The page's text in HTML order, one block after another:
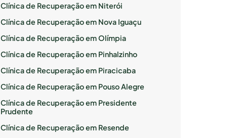
Clínica de Recuperação em Niterói
Clínica de Recuperação em Nova Iguaçu
Clínica de Recuperação em Olímpia
Clínica de Recuperação em Pinhalzinho
Clínica de Recuperação em Piracicaba
Clínica de Recuperação em Pouso Alegre
Clínica de Recuperação em Presidente
Prudente
Clínica de Recuperação em Resende